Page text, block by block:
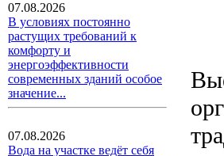
07.08.2026
В условиях постоянно
растущих требований к
комфорту и
энергоэффективности
современных зданий особое
значение...
07.08.2026
Вода на участке ведёт себя